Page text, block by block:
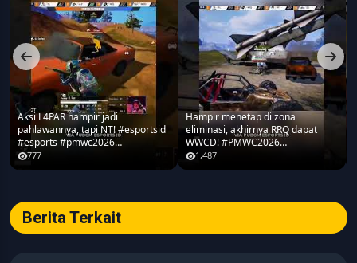
Aksi L4PAR hampir jadi
pahlawannya, tapi NT! #esportsid
#esports #pmwc2026
#pubgmobile #teamrrq
777
Hampir menetap di zona
eliminasi, akhirnya RRQ dapat
WWCD! #PMWC2026
#pubgmobile #teamrrq
1,487
Berita Terkait